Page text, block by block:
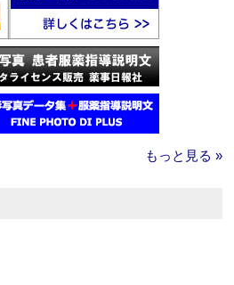
もっと見る »